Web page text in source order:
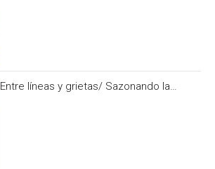
Entre líneas y grietas/ Sazonando la